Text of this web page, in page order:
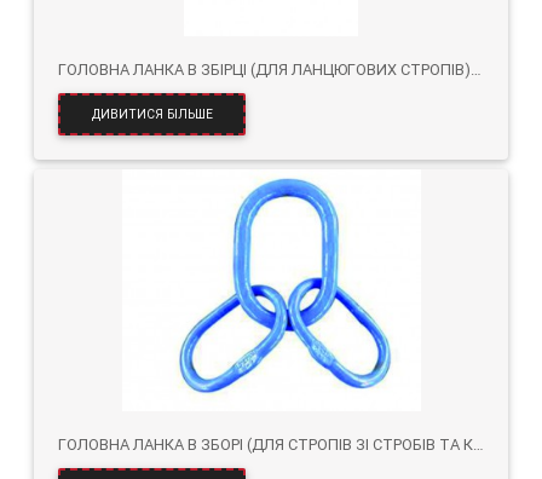
ГОЛОВНА ЛАНКА В ЗБІРЦІ (ДЛЯ ЛАНЦЮГОВИХ СТРОПІВ) KLOZ10 КЛ.10
ДИВИТИСЯ БІЛЬШЕ
ГОЛОВНА ЛАНКА В ЗБОРІ (ДЛЯ СТРОПІВ ЗІ СТРОБІВ ТА КАНАТІВ) KLOL10 КЛ.10